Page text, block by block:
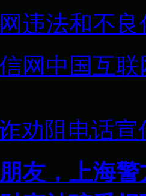
违法和不
网 中国互
劝阻电话宣
友，上海